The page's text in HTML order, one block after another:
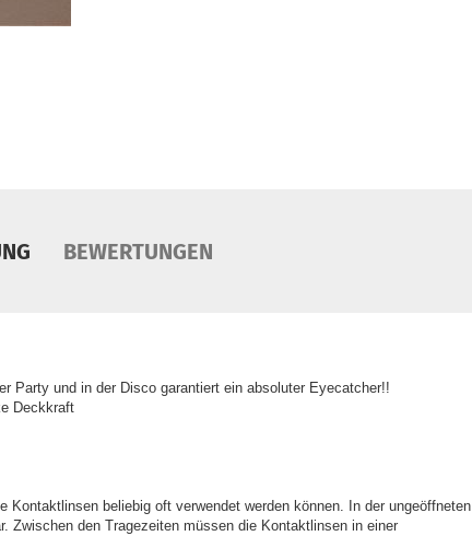
BEWERTUNGEN
Party und in der Disco garantiert ein absoluter Eyecatcher!!
Deckkraft
Kontaktlinsen beliebig oft verwendet werden können. In der ungeöffneten
Zwischen den Tragezeiten müssen die Kontaktlinsen in einer